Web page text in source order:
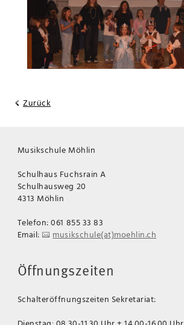
Zurück
Musikschule Möhlin
Schulhaus Fuchsrain A
Schulhausweg 20
4313 Möhlin
Telefon: 061 855 33 83
Email:
musikschule(at)moehlin.ch
Öffnungszeiten
Schalteröffnungszeiten Sekretariat: